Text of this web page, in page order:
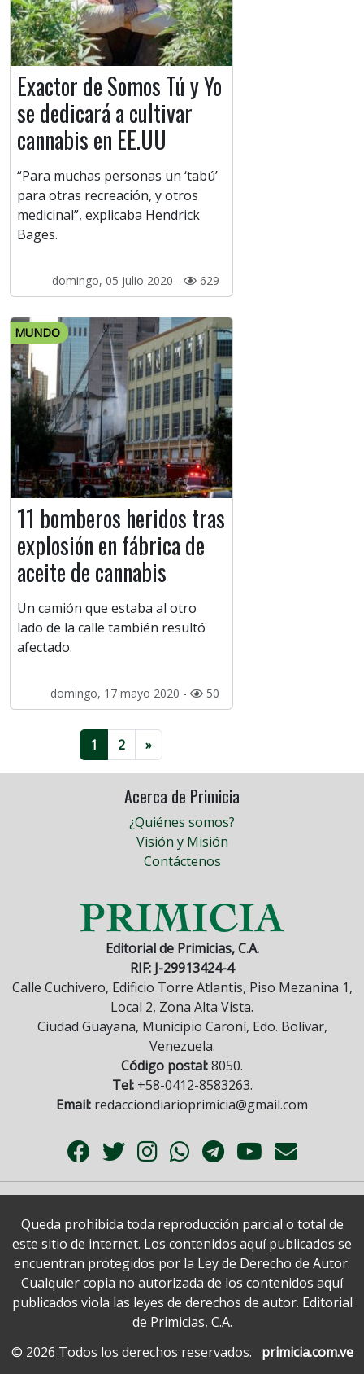
Exactor de Somos Tú y Yo
se dedicará a cultivar
cannabis en EE.UU
“Para muchas personas un ‘tabú’
para otras recreación, y otros
medicinal”, explicaba Hendrick
Bages.
domingo, 05 julio 2020 - 629
MUNDO
11 bomberos heridos tras
explosión en fábrica de
aceite de cannabis
Un camión que estaba al otro
lado de la calle también resultó
afectado.
domingo, 17 mayo 2020 - 50
1 2 »
Acerca de Primicia
¿Quiénes somos?
Visión y Misión
Contáctenos
Editorial de Primicias, C.A.
RIF: J-29913424-4
Calle Cuchivero, Edificio Torre Atlantis, Piso Mezanina 1,
Local 2, Zona Alta Vista.
Ciudad Guayana, Municipio Caroní, Edo. Bolívar,
Venezuela.
Código postal:8050.
Tel:+58-0412-8583263.
Email: redacciondiarioprimicia@gmail.com
Queda prohibida toda reproducción parcial o total de
este sitio de internet. Los contenidos aquí publicados se
encuentran protegidos por la Ley de Derecho de Autor.
Cualquier copia no autorizada de los contenidos aquí
publicados viola las leyes de derechos de autor. Editorial
de Primicias, C.A.
© 2026 Todos los derechos reservados.
primicia.com.ve